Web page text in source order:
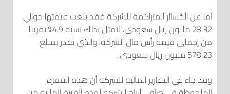
أما عن الخسائر المتراكمة للشركة فقد بلغت قيمتها حوالي
28.32 مليون ريال سعودي، لتمثل بذلك نسبة 4.9% تقريبا
من إجمالي قيمة رأس مال الشركة، والذي يقدر بمبلغ
578.23 مليون ريال سعودي.
وقد جاء في التقارير المالية للشركة أن هذه القفزة